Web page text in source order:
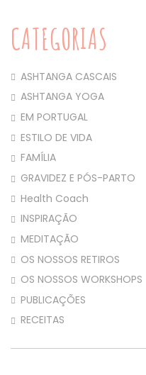
CATEGORIAS
ASHTANGA CASCAIS
ASHTANGA YOGA
EM PORTUGAL
ESTILO DE VIDA
FAMÍLIA
GRAVIDEZ E PÓS-PARTO
Health Coach
INSPIRAÇÃO
MEDITAÇÃO
OS NOSSOS RETIROS
OS NOSSOS WORKSHOPS
PUBLICAÇÕES
RECEITAS